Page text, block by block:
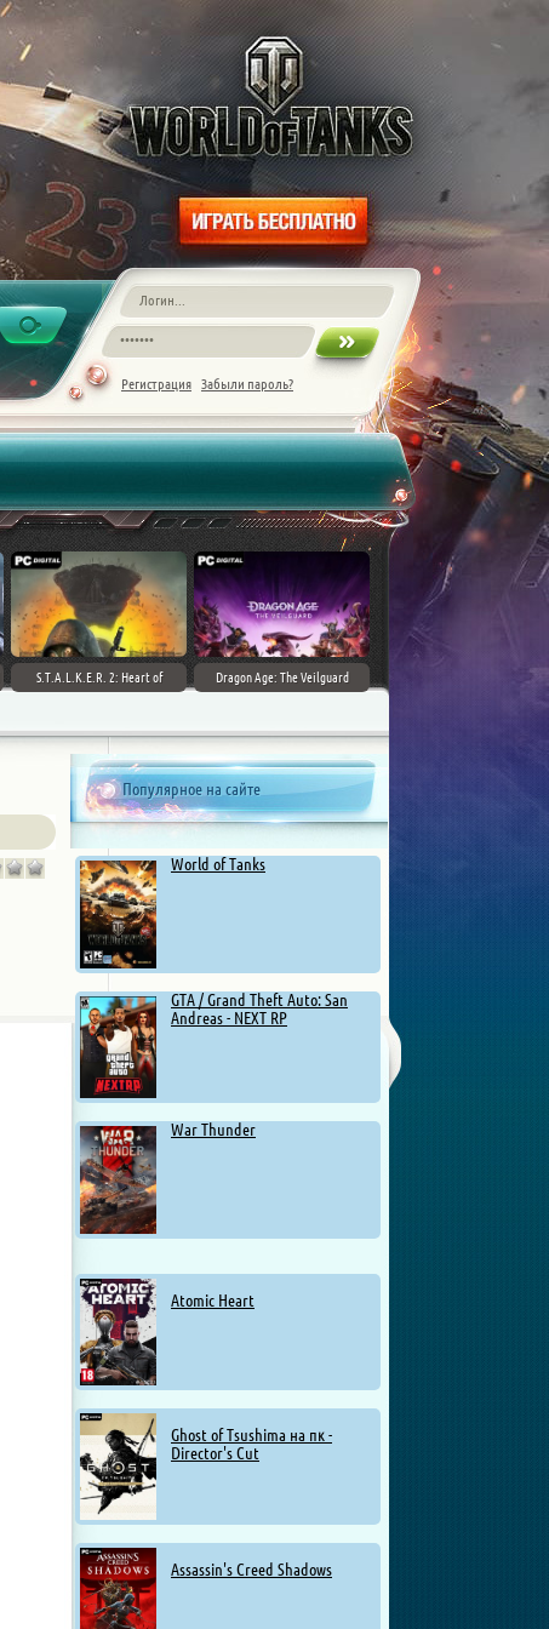
Регистрация Забыли пароль?
S.T.A.L.K.E.R. 2: Heart of
Dragon Age: The Veilguard
Популярное на сайте
World of Tanks
GTA / Grand Theft Auto: San
Andreas - NEXT RP
War Thunder
Atomic Heart
Ghost of Tsushima на пк -
Director's Cut
Assassin's Creed Shadows